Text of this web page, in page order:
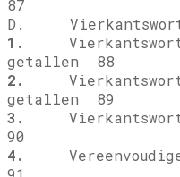
87
D.
1.
getallen 88
2.
getallen 89
3.
90
4.